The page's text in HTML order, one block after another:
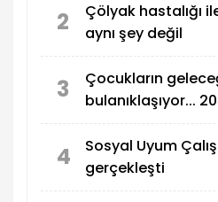
2
Çölyak hastalığı
aynı şey değil
3
Çocukların
bulanıklaşıyor...
4
Sosyal Uyum
gerçekleşti